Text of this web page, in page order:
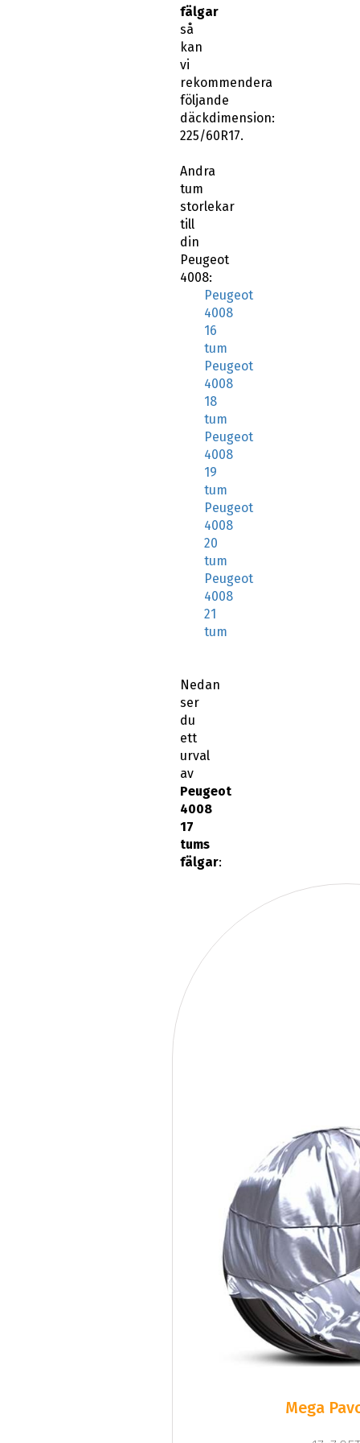
fälgar
så
kan
vi
rekommendera
följande
däckdimension:
225/60R17.
Andra
tum
storlekar
till
din
Peugeot
4008:
Peugeot
4008
16
tum
Peugeot
4008
18
tum
Peugeot
4008
19
tum
Peugeot
4008
20
tum
Peugeot
4008
21
tum
Nedan
ser
du
ett
urval
av
Peugeot
4008
17
tums
fälgar:
Mega